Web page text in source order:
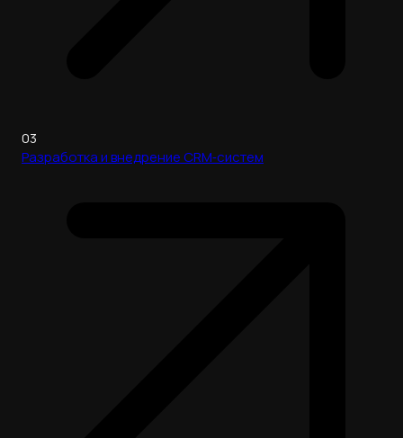
03
Разработка и внедрение CRM‑систем